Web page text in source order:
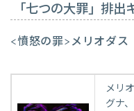
「七つの大罪」排出
<憤怒の罪>メリオダス
メリ
グナ